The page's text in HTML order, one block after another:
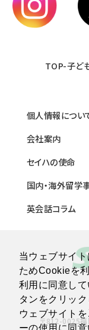
当ウェブサイ
ためCookieを
利用に同意し
タンをクリッ
ウェブサイト
ーの使用に同
TOP-子ど
個人情報につい
会社案内
セイハの使命
国内・海外留学
英会話コラム
〒812-0025